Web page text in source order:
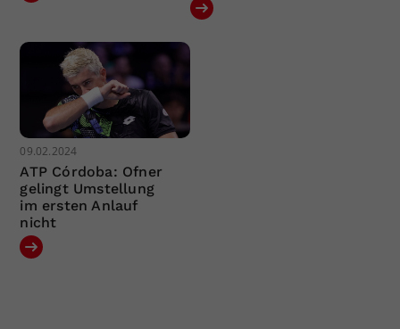
09.02.2024
ATP Córdoba: Ofner
gelingt Umstellung
im ersten Anlauf
nicht